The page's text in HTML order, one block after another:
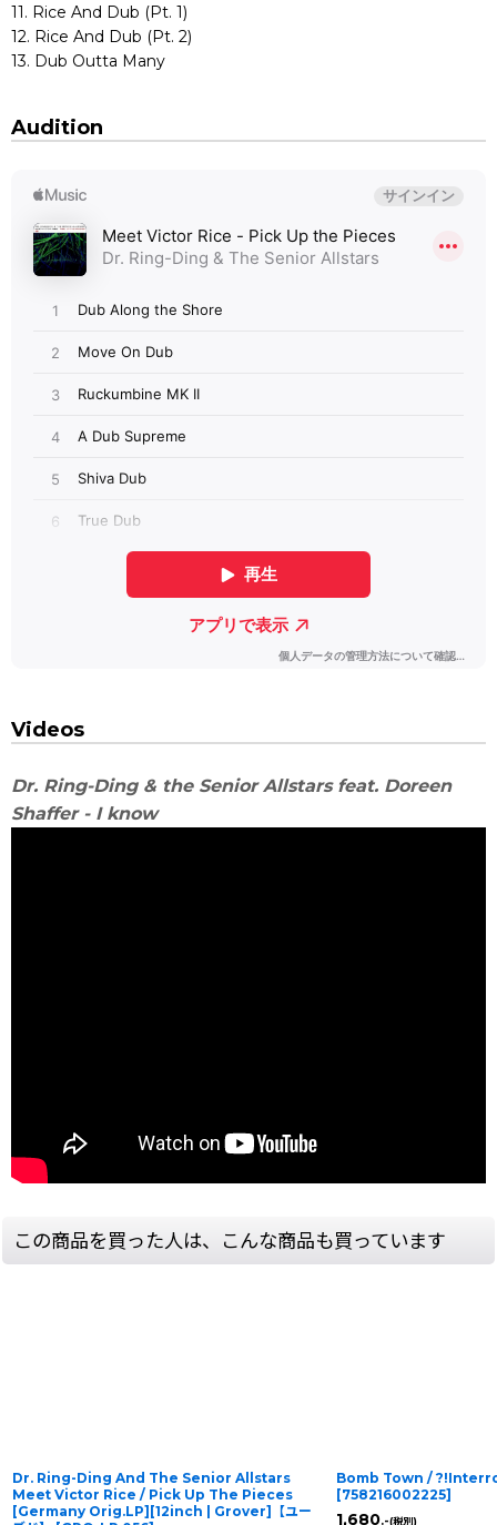
11. Rice And Dub (Pt. 1)
12. Rice And Dub (Pt. 2)
13. Dub Outta Many
Audition
Videos
Dr. Ring-Ding & the Senior Allstars feat. Doreen
Shaffer - I know
この商品を買った人は、こんな商品も買っています
Dr. Ring-Ding And The Senior Allstars
Meet Victor Rice ‎/ Pick Up The Pieces
[Germany Orig.LP][12inch | Grover]【ユー
Bomb Town /
[758216002225]
1,680.-(税別)